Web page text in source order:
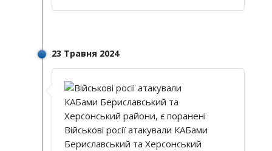
23 Травня 2024
Військові росії атакували КАБами
Бериславський та Херсонський